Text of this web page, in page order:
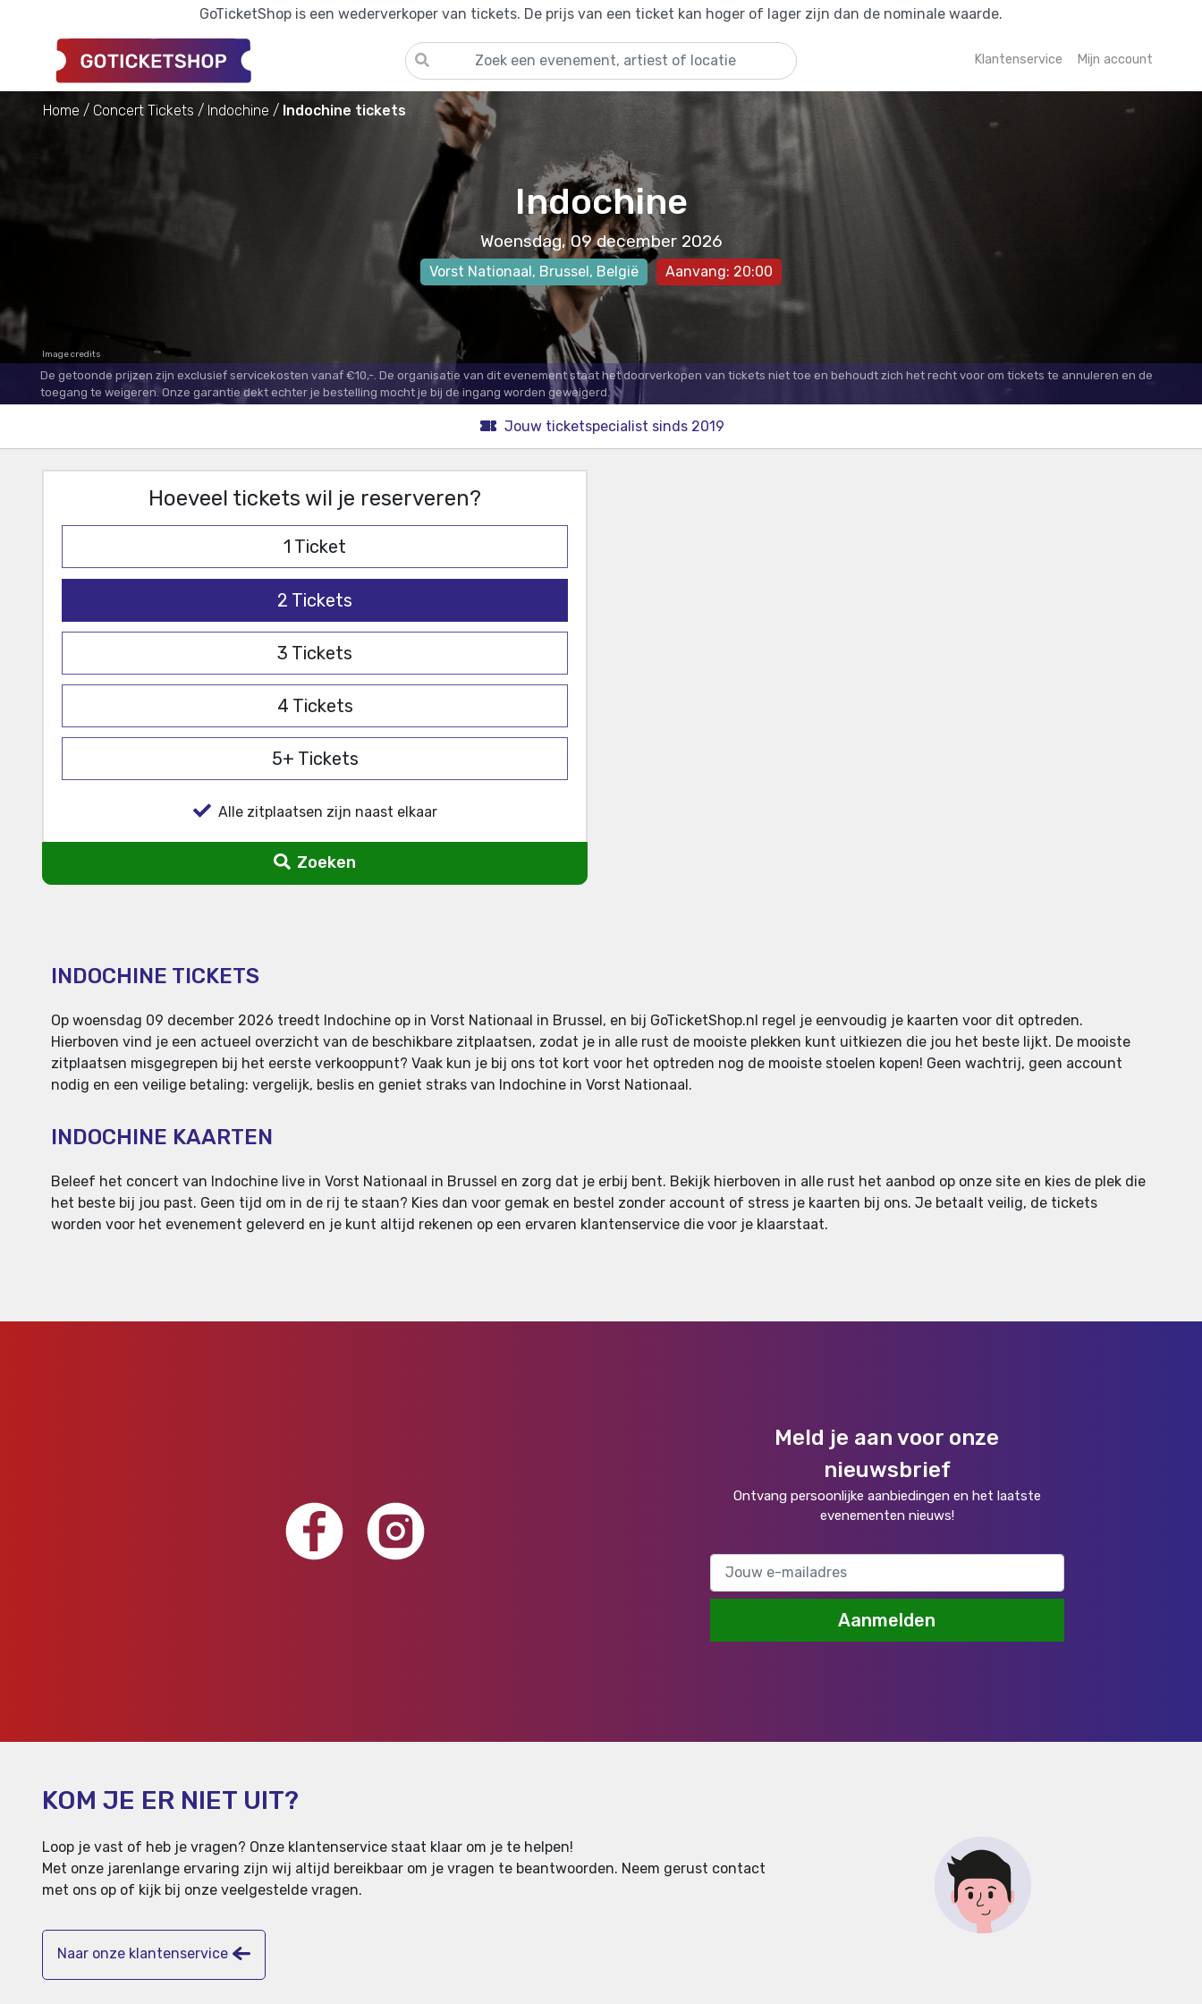
GoTicketShop is een wederverkoper van tickets. De prijs van een ticket kan hoger of lager zijn dan de nominale waarde.
Klantenservice Mijn account
Home Concert Tickets Indochine Indochine tickets
Indochine
Woensdag, 09 december 2026
Vorst Nationaal, Brussel, België Aanvang: 20:00
Image credits
De getoonde prijzen zijn exclusief servicekosten vanaf €10,-. De organisatie van dit evenement staat het doorverkopen van tickets niet toe en behoudt zich het recht voor om tickets te annuleren en de
toegang te weigeren. Onze garantie dekt echter je bestelling mocht je bij de ingang worden geweigerd.
Jouw ticketspecialist sinds 2019
Hoeveel tickets wil je reserveren?
1 Ticket
2 Tickets
3 Tickets
4 Tickets
5+ Tickets
Alle zitplaatsen zijn naast elkaar
Zoeken
INDOCHINE TICKETS
Op woensdag 09 december 2026 treedt Indochine op in Vorst Nationaal in Brussel, en bij GoTicketShop.nl regel je eenvoudig je kaarten voor dit optreden.
Hierboven vind je een actueel overzicht van de beschikbare zitplaatsen, zodat je in alle rust de mooiste plekken kunt uitkiezen die jou het beste lijkt. De mooiste
zitplaatsen misgegrepen bij het eerste verkooppunt? Vaak kun je bij ons tot kort voor het optreden nog de mooiste stoelen kopen! Geen wachtrij, geen account
nodig en een veilige betaling: vergelijk, beslis en geniet straks van Indochine in Vorst Nationaal.
INDOCHINE KAARTEN
Beleef het concert van Indochine live in Vorst Nationaal in Brussel en zorg dat je erbij bent. Bekijk hierboven in alle rust het aanbod op onze site en kies de plek die
het beste bij jou past. Geen tijd om in de rij te staan? Kies dan voor gemak en bestel zonder account of stress je kaarten bij ons. Je betaalt veilig, de tickets
worden voor het evenement geleverd en je kunt altijd rekenen op een ervaren klantenservice die voor je klaarstaat.
Meld je aan voor onze
nieuwsbrief
Ontvang persoonlijke aanbiedingen en het laatste
evenementen nieuws!
Aanmelden
KOM JE ER NIET UIT?
Loop je vast of heb je vragen? Onze klantenservice staat klaar om je te helpen!
Met onze jarenlange ervaring zijn wij altijd bereikbaar om je vragen te beantwoorden. Neem gerust contact
met ons op of kijk bij onze veelgestelde vragen.
Naar onze klantenservice